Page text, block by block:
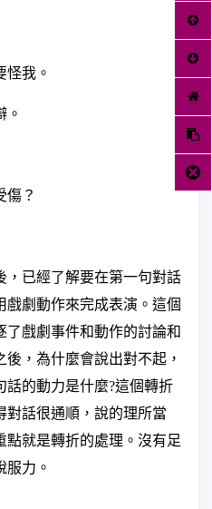
怪我。
。
傷？
已經了解要在第一句對話
戲劇動作來完成表演。這個
戲劇事件和動作的討論和
，為什麼會說出對不起，
話的動力是什麼?這個轉折
對話很通順，說的理所當
點就是轉折的處理。沒有足
服力。